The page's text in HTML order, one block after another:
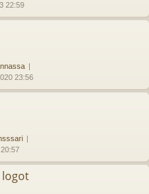
22:59
23:56
20:57
logot